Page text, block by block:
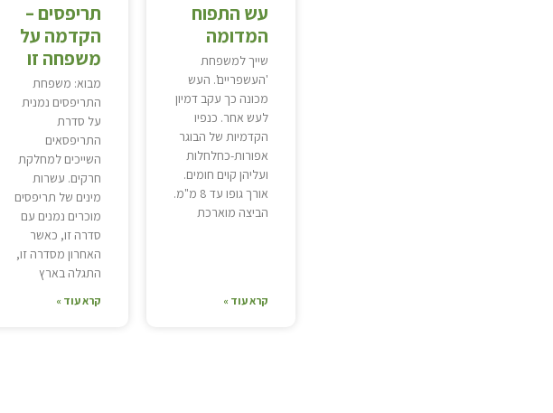
עש התפוח
המדומה
שייך למשפחת
'העשפריים'. העש
מכונה כך עקב דמיון
לעש אחר. כנפיו
הקדמיות של הבוגר
אפורות-כחלחלות
ועליהן קוים חומים.
אורך גופו עד 8 מ"מ.
הביצה מוארכת
קרא עוד »
תריפסים –
הקדמה על
משפחה זו
מבוא: משפחת
התריפסים נמנית
על סדרת
התריפסאים
השייכים למחלקת
חרקים. עשרות
מינים של תריפסים
מוכרים נמנים עם
סדרה זו, כאשר
האחרון מסדרה זו,
התגלה בארץ
קרא עוד »